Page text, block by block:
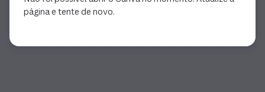
página e tente de novo.